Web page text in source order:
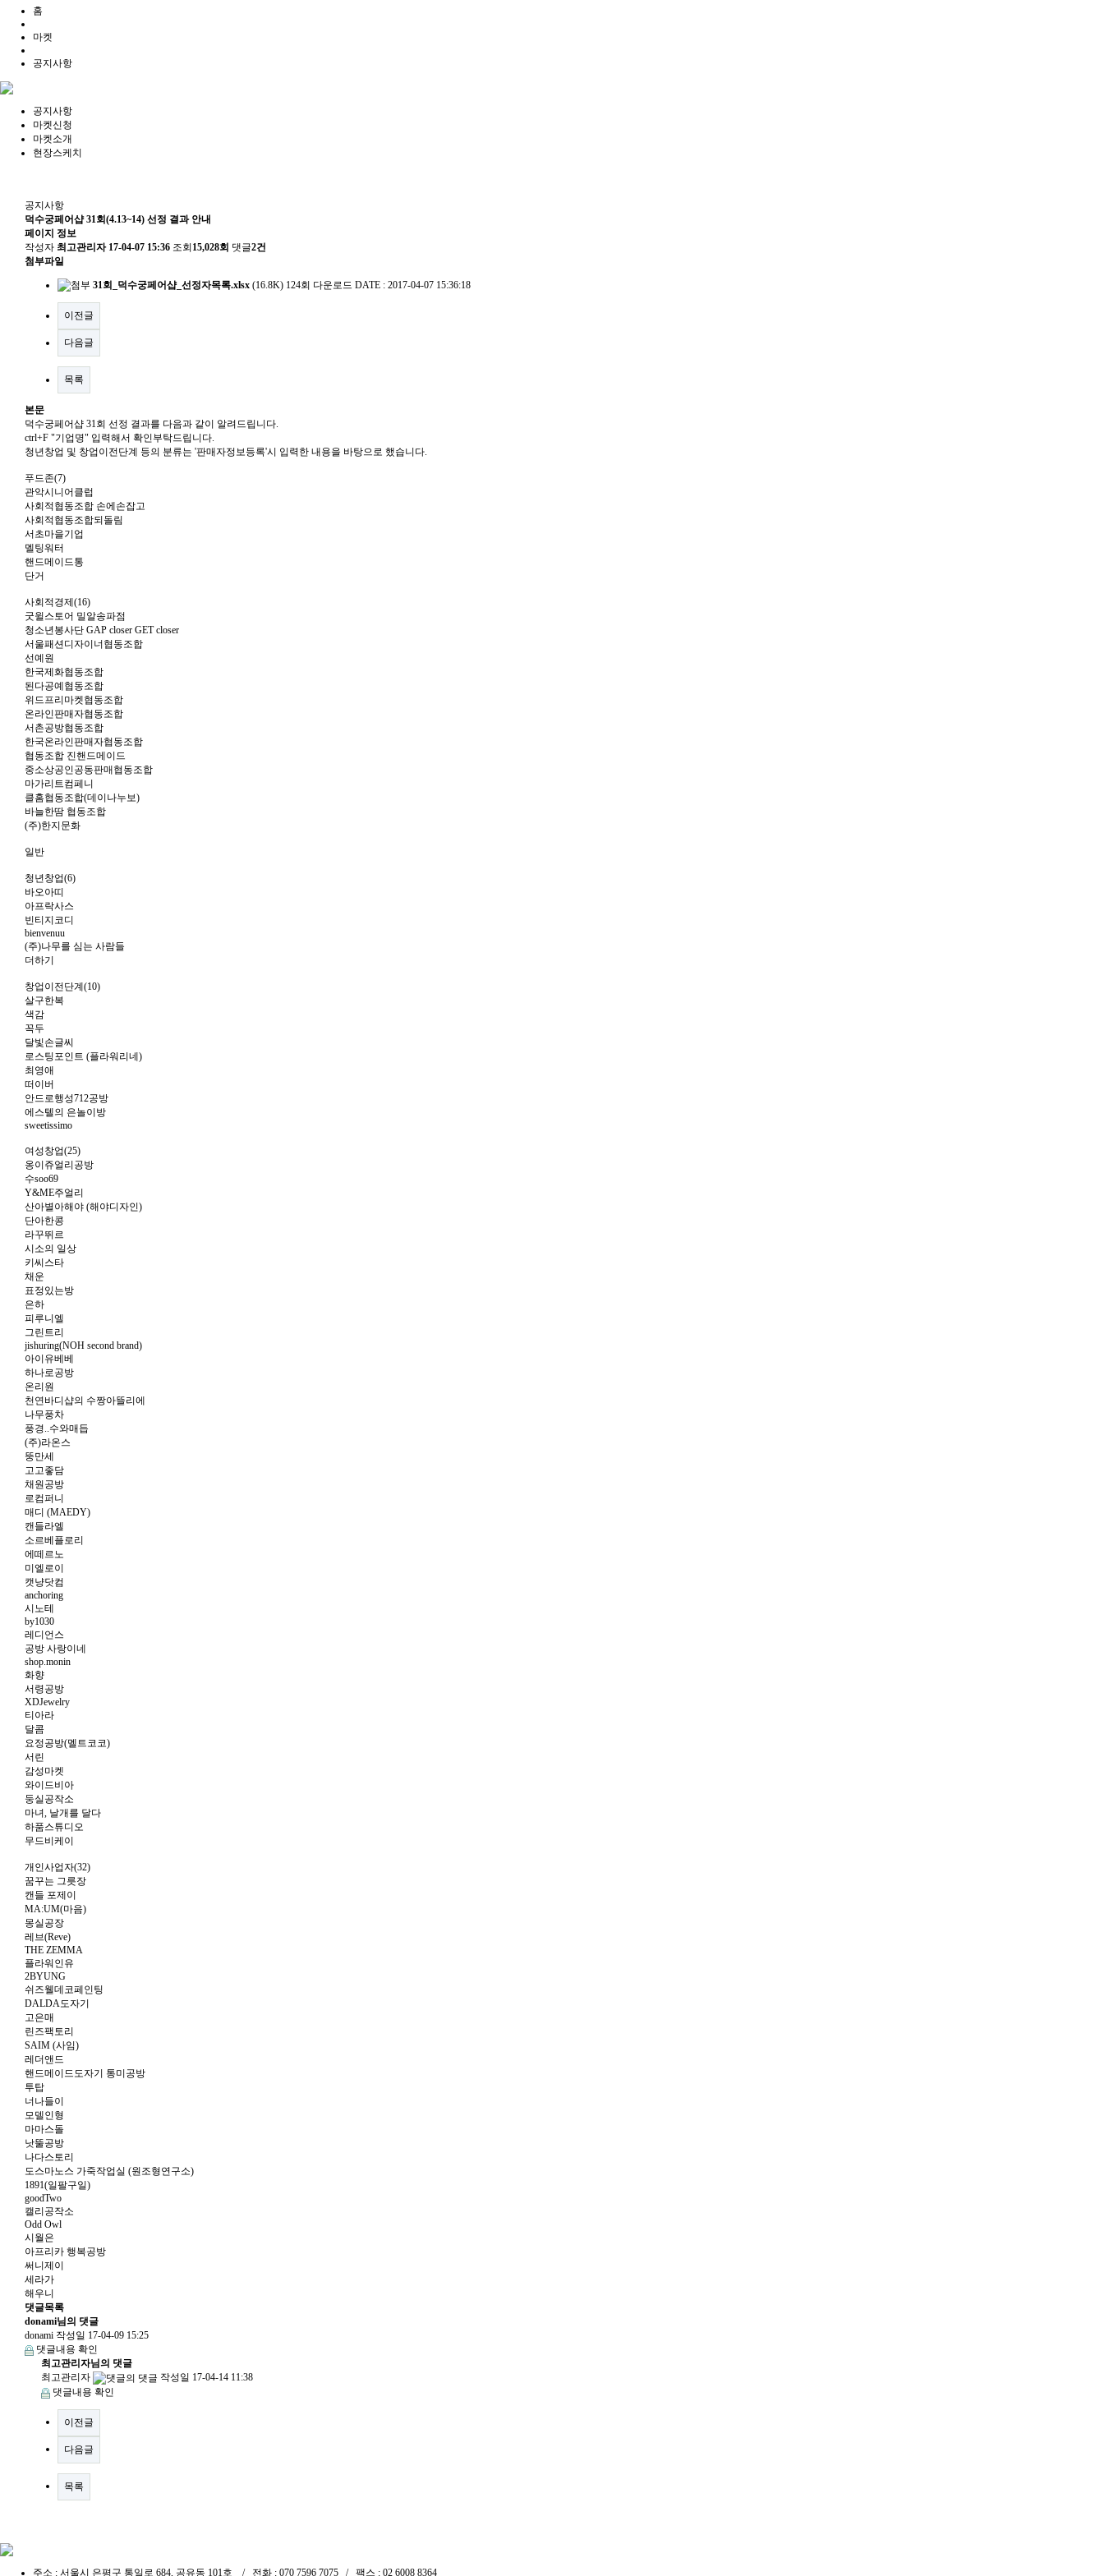
홈
마켓
공지사항
공지사항
마켓신청
마켓소개
현장스케치
공지사항
덕수궁페어샵 31회(4.13~14) 선정 결과 안내
페이지 정보
작성자 최고관리자 17-04-07 15:36 조회15,028회 댓글2건
첨부파일
31회_덕수궁페어샵_선정자목록.xlsx (16.8K) 124회 다운로드 DATE : 2017-04-07 15:36:18
이전글
다음글
목록
본문
덕수궁페어샵 31회 선정 결과를 다음과 같이 알려드립니다.
ctrl+F "기업명" 입력해서 확인부탁드립니다.
청년창업 및 창업이전단계 등의 분류는 '판매자정보등록'시 입력한 내용을 바탕으로 했습니다.
푸드존(7)
관악시니어클럽
사회적협동조합 손에손잡고
사회적협동조합되돌림
서초마을기업
멜팅워터
핸드메이드통
단거
사회적경제(16)
굿윌스토어 밀알송파점
청소년봉사단 GAP closer GET closer
서울패션디자이너협동조합
선예원
한국제화협동조합
된다공예협동조합
위드프리마켓협동조합
온라인판매자협동조합
서촌공방협동조합
한국온라인판매자협동조합
협동조합 진핸드메이드
중소상공인공동판매협동조합
마가리트컴페니
클홈협동조합(데이나누보)
바늘한땀 협동조합
(주)한지문화
일반
청년창업(6)
바오아띠
아프락사스
빈티지코디
bienvenuu
(주)나무를 심는 사람들
더하기
창업이전단계(10)
살구한복
색감
꼭두
달빛손글씨
로스팅포인트 (플라워리네)
최영애
떠이버
안드로행성712공방
에스텔의 은놀이방
sweetissimo
여성창업(25)
옹이쥬얼리공방
수soo69
Y&ME주얼리
산아별아해야 (해야디자인)
단아한콩
라꾸뛰르
시소의 일상
키씨스타
채운
표정있는방
은하
피루니엘
그린트리
jishuring(NOH second brand)
아이유베베
하나로공방
온리원
천연바디샵의 수짱아뜰리에
나무풍차
풍경..수와매듭
(주)라온스
뚱만세
고고좋담
채원공방
로컴퍼니
매디 (MAEDY)
캔들라엘
소르베플로리
에떼르노
미엘로이
캣냥닷컴
anchoring
시노테
by1030
레디언스
공방 사랑이네
shop.monin
화향
서령공방
XDJewelry
티아라
달콤
요정공방(멜트코코)
서린
감성마켓
와이드비아
둥실공작소
마녀, 날개를 달다
하품스튜디오
무드비케이
개인사업자(32)
꿈꾸는 그릇장
캔들 포제이
MA:UM(마음)
몽실공장
레브(Reve)
THE ZEMMA
플라워인유
2BYUNG
쉬즈웰데코페인팅
DALDA도자기
고은매
린즈팩토리
SAIM (사임)
레더앤드
핸드메이드도자기 통미공방
투탑
너나들이
모델인형
마마스돌
낫뚤공방
나다스토리
도스마노스 가죽작업실 (원조형연구소)
1891(일팔구일)
goodTwo
캘리공작소
Odd Owl
시월은
아프리카 행복공방
써니제이
세라가
해우니
댓글목록
donami님의 댓글
donami 작성일 17-04-09 15:25
댓글내용 확인
최고관리자님의 댓글
최고관리자
작성일 17-04-14 11:38
댓글내용 확인
이전글
다음글
목록
주소 : 서울시 은평구 통일로 684, 공유동 101호 / 전화 : 070 7596 7075 / 팩스 : 02 6008 8364